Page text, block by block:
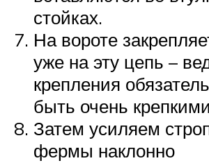
стойках.
На вороте
уже на эту цепь –
крепления
быть очень
Затем усиляем
фермы наклонно